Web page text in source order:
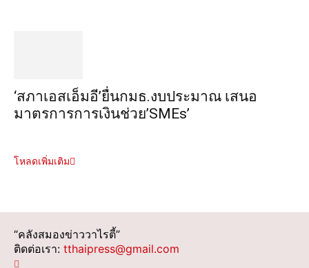
‘สภาเอสเอ็มอี’ยื่นกมธ.งบประมาณ เสนอ
มาตรการการเงินช่วย’SMEs’
โหลดเพิ่มเติม
“คลังสมองข่าววาไรตี้”
ติดต่อเรา: tthaipress@gmail.com